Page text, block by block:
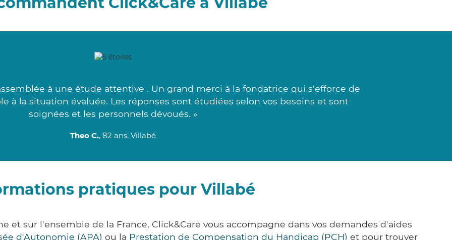
à une étude attentive . Un grand merci à la fondatrice qui s'efforce de
à la situation évaluée. Les réponses sont étudiées selon vos besoins et sont
soignées et les personnels dévoués. »
Theo C., 82 ans, Villabé
pratiques pour Villabé
et sur l'ensemble de la France, Click&Care vous accompagne dans vos demandes d'aides
d'Autonomie (APA) ou la Prestation de Compensation du Handicap (PCH) et pour trouver